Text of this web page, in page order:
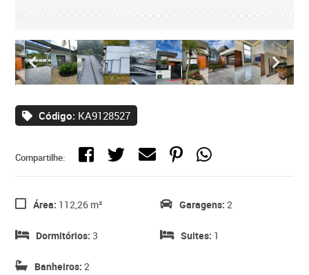
Código: KA9128527
Compartilhe:
Área: 112,26 m²
Dormitórios: 3
Banheiros: 2
Garagens: 2
Suites: 1